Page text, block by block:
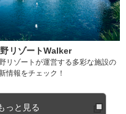
リゾートWalker
リゾートが運営する多彩な施設の
情報をチェック！
っと見る